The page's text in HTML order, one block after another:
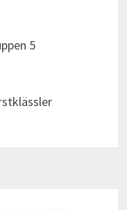
5